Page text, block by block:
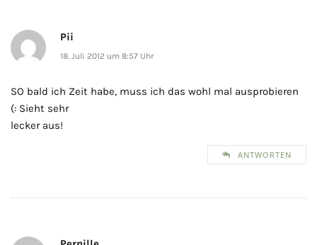
Pii
18. Juli 2012 um 8:57 Uhr
SO bald ich Zeit habe, muss ich das wohl mal ausprobieren
(: Sieht sehr
lecker aus!
ANTWORTEN